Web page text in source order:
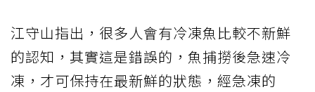
江守山指出，很多人會有冷凍魚比較不新鮮
的認知，其實這是錯誤的，魚捕撈後急速冷
凍，才可保持在最新鮮的狀態，經急凍的